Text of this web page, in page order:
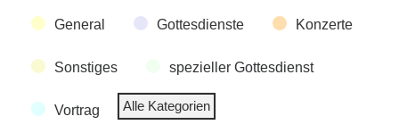
Veranstaltungskategorien
General Gottesdienste Konzerte
Sonstiges spezieller Gottesdienst
Vortrag Alle Kategorien